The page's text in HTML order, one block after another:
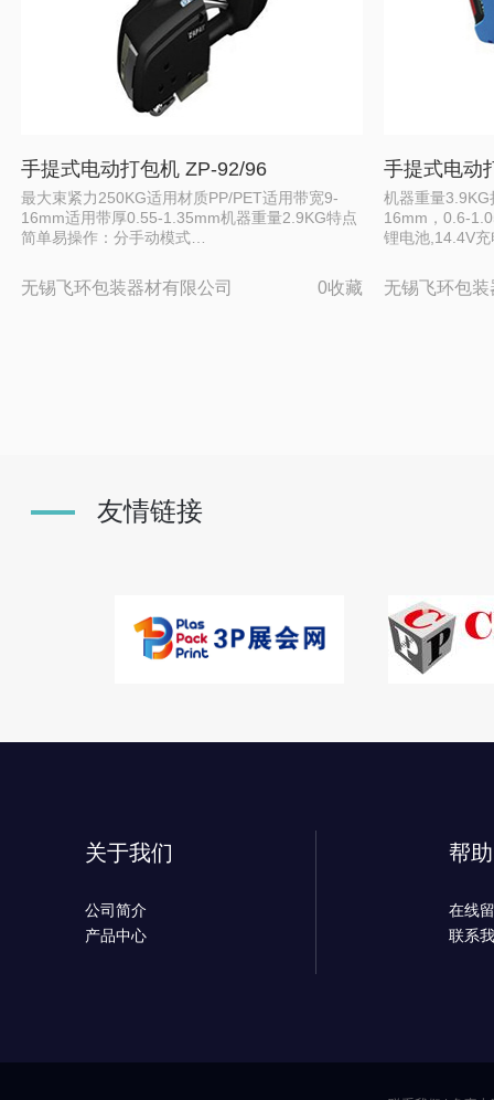
手提式电动打包机 ZP-92/96
最大束紧力250KG适用材质PP/PET适用带宽9-
16mm适用带厚0.55-1.35mm机器重量2.9KG特点
简单易操作：分手动模式…
无锡飞环包装器材有限公司 0收藏
手提式电动
机器重量
16mm，0.6-
锂电池,14.4V
无锡飞环包
友情链接
关于我们
公司简介
产品中心
帮
在线
联系